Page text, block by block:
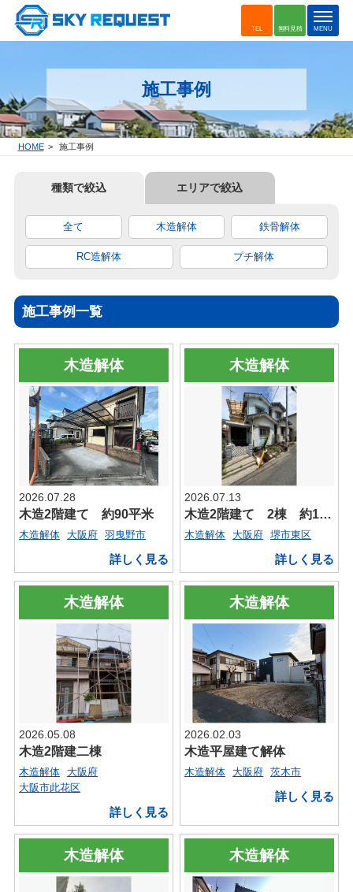
無料見積
TEL
t
o
n
a
t
i
n
MENU
施工事例
HOME 施工事例
種類で絞込 エリアで絞込
全て 木造解体 鉄骨解体
RC造解体 プチ解体
施工事例一覧
木造解体
2026.07.28
木造2階建て 約90平米
木造解体 大阪府 羽曳野市
詳しく見る
木造解体
2026.07.13
木造2階建て 2棟 約110平米
木造解体 大阪府 堺市東区
詳しく見る
木造解体
2026.05.08
木造2階建二棟
木造解体
大阪府
大阪市此花区
詳しく見る
木造解体
2026.02.03
木造平屋建て解体
木造解体 大阪府 茨木市
詳しく見る
木造解体 木造解体